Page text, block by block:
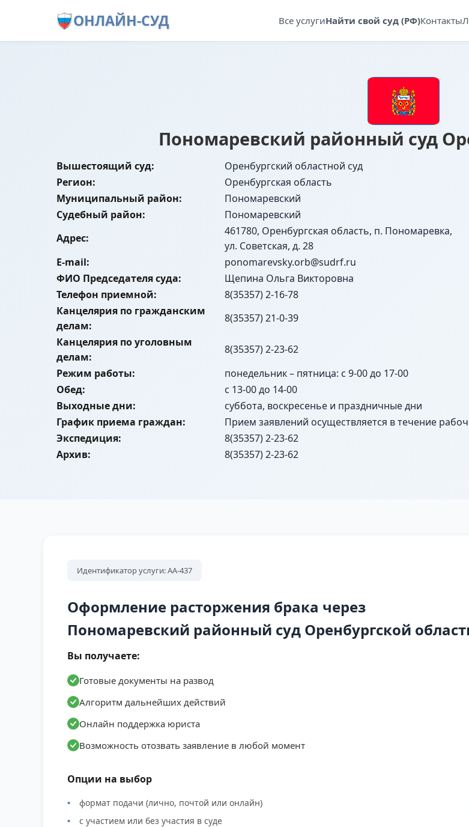
ОНЛАЙН-СУД Все услугиНайти свой суд (РФ)Контакты
Пономаревский районный суд
Вышестоящий суд:
Оренбургский областной суд
Регион:
Оренбургская область
Муниципальный район:
Пономаревский
Судебный район:
Пономаревский
Адрес:
461780, Оренбургская область, п. Пономаревка,
ул. Советская, д. 28
E-mail:
ponomarevsky.orb@sudrf.ru
ФИО Председателя суда:
Щепина Ольга Викторовна
Телефон приемной:
8(35357) 2-16-78
Канцелярия по гражданским
делам:
8(35357) 21-0-39
Канцелярия по уголовным
делам:
8(35357) 2-23-62
Режим работы:
понедельник – пятница: с 9-00 до 17-00
Обед:
с 13-00 до 14-00
Выходные дни:
суббота, воскресенье и праздничные дни
График приема граждан:
Прием заявлений осуществляется в течение
Экспедиция:
8(35357) 2-23-62
Архив:
8(35357) 2-23-62
Идентификатор услуги: АА-437
Оформление расторжения брака через
Пономаревский районный суд Оренбургской
Вы получаете:
Готовые документы на развод
Алгоритм дальнейших действий
Онлайн поддержка юриста
Возможность отозвать заявление в любой момент
Опции на выбор
формат подачи (лично, почтой или онлайн)
с участием или без участия в суде